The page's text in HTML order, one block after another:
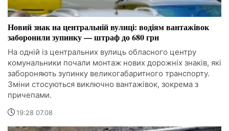
Новий знак на центральній вулиці: водіям вантажівок
заборонили зупинку — штраф до 680 грн
На одній із центральних вулиць обласного центру
комунальники почали монтаж нових дорожніх знаків, які
забороняють зупинку великогабаритного транспорту.
Зміни стосуються виключно вантажівок, зокрема з
причепами.
19:28 07.08